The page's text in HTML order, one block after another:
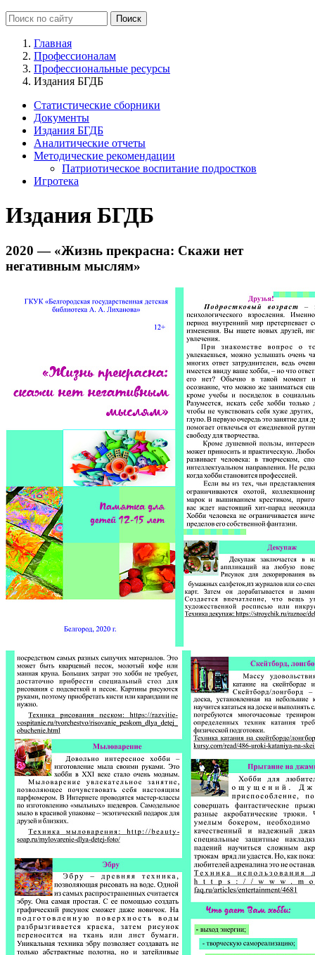
Главная
Профессионалам
Профессиональные ресурсы
Издания БГДБ
Статистические сборники
Документы
Издания БГДБ
Аналитические отчеты
Методические рекомендации
Патриотическое воспитание подростков
Игротека
Издания БГДБ
2020 — «Жизнь прекрасна: Скажи нет
негативным мыслям»